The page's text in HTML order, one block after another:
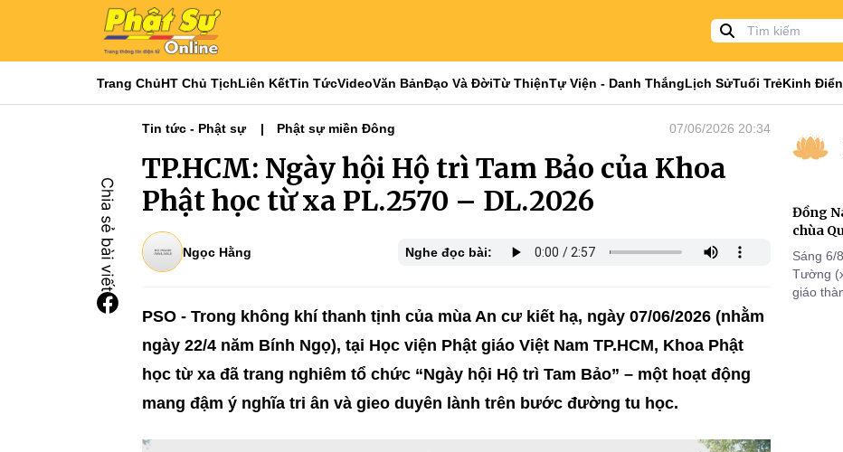
Trang ChủHT Chủ TịchLiên KếtTin TứcVideoVăn BảnĐạo Và ĐờiTừ ThiệnTự Viện - Danh ThắngLịch SửTuổi TrẻKinh Điển
Tin tức - Phật sự Phật sự miền Đông 07/06/2026 20:34
TP.HCM: Ngày hội Hộ trì Tam Bảo của Khoa
Phật học từ xa PL.2570 – DL.2026
Ngọc Hằng Nghe đọc bài:
PSO - Trong không khí thanh tịnh của mùa An cư kiết hạ, ngày 07/06/2026 (nhằm
ngày 22/4 năm Bính Ngọ), tại Học viện Phật giáo Việt Nam TP.HCM, Khoa Phật
học từ xa đã trang nghiêm tổ chức “Ngày hội Hộ trì Tam Bảo” – một hoạt động
mang đậm ý nghĩa tri ân và gieo duyên lành trên bước đường tu học.
Đồng
chùa
Sáng 6/
Tường
giáo
2570
VII,